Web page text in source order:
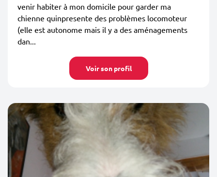
venir habiter à mon domicile pour garder ma
chienne quinpresente des problèmes locomoteur
(elle est autonome mais il y a des aménagements
dan...
Voir son profil